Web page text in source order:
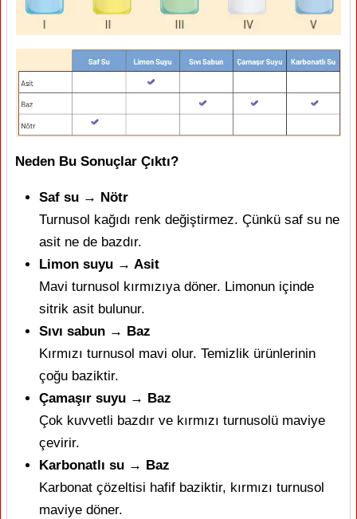
Neden Bu Sonuçlar Çıktı?
Saf su → Nötr
Turnusol kağıdı renk değiştirmez. Çünkü saf su ne
asit ne de bazdır.
Limon suyu → Asit
Mavi turnusol kırmızıya döner. Limonun içinde
sitrik asit bulunur.
Sıvı sabun → Baz
Kırmızı turnusol mavi olur. Temizlik ürünlerinin
çoğu baziktir.
Çamaşır suyu → Baz
Çok kuvvetli bazdır ve kırmızı turnusolü maviye
çevirir.
Karbonatlı su → Baz
Karbonat çözeltisi hafif baziktir, kırmızı turnusol
maviye döner.